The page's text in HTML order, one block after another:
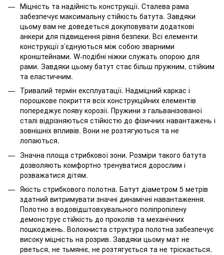
Міцність та надійність конструкції. Сталева рама
забезпечує максимальну стійкість батута. Завдяки
цьому вам не доведеться докуповувати додаткові
анкери для підвищення рівня безпеки. Всі елементи
конструкції з’єднуються між собою зварними
кронштейнами. W-подібні ніжки служать опорою для
рами. Завдяки цьому батут стає більш пружним, стійким
та еластичним.
Тривалий термін експлуатації. Надміцний каркас і
порошкове покриття всіх конструкційних елементів
попереджує появу корозії. Пружини з гальванізованої
сталі відрізняються стійкістю до фізичних навантажень і
зовнішніх впливів. Вони не розтягуються та не
лопаються.
Значна площа стрибкової зони. Розміри такого батута
дозволяють комфортно тренуватися дорослим і
розважатися дітям.
Якість стрибкового полотна. Батут діаметром 5 метрів
здатний витримувати значні динамічні навантаження.
Полотно з водовідштовхувального поліпропілену
демонструє стійкість до проколів та механічних
пошкоджень. Волокниста структура полотна забезпечує
високу міцність на розрив. Завдяки цьому мат не
рветься, не тьмяніє, не розтягується та не тріскається.